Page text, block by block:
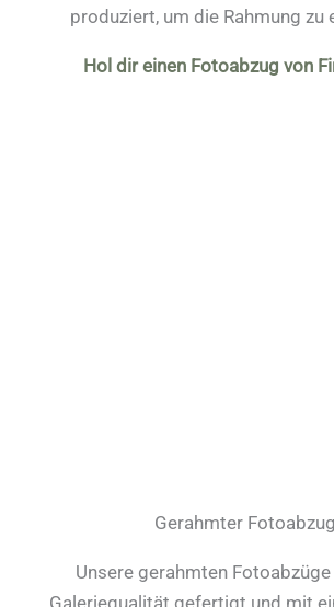
produziert, um die Rahmung zu
Hol dir einen Fotoabzug von
Gerahmter Fotoabzug
Unsere gerahmten
Galeriequalität gefertigt und mit